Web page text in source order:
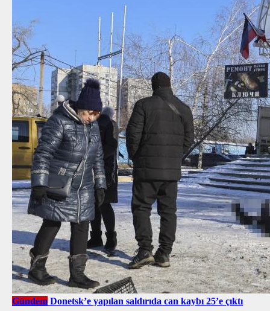
Gündem Donetsk’e yapılan saldırıda can kaybı 25’e çıktı